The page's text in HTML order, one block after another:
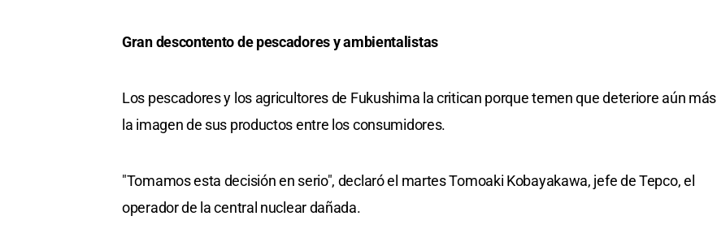
Gran descontento de pescadores y ambientalistas
Los pescadores y los agricultores de Fukushima la critican porque temen que deteriore aún más
la imagen de sus productos entre los consumidores.
"Tomamos esta decisión en serio", declaró el martes Tomoaki Kobayakawa, jefe de Tepco, el
operador de la central nuclear dañada.